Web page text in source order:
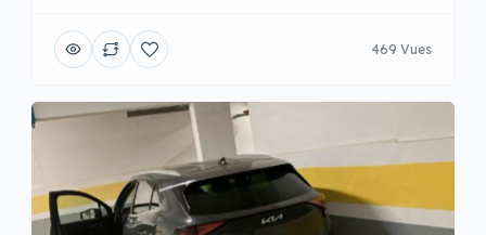
469 Vues